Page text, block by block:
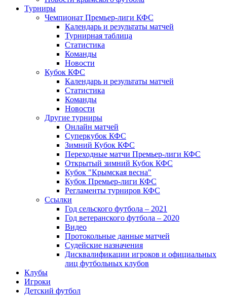
Турниры
Чемпионат Премьер-лиги КФС
Календарь и результаты матчей
Турнирная таблица
Статистика
Команды
Новости
Кубок КФС
Календарь и результаты матчей
Статистика
Команды
Новости
Другие турниры
Онлайн матчей
Суперкубок КФС
Зимний Кубок КФС
Переходные матчи Премьер-лиги КФС
Открытый зимний Кубок КФС
Кубок "Крымская весна"
Кубок Премьер-лиги КФС
Регламенты турниров КФС
Ссылки
Год сельского футбола – 2021
Год ветеранского футбола – 2020
Видео
Протокольные данные матчей
Судейские назначения
Дисквалификации игроков и официальных
лиц футбольных клубов
Клубы
Игроки
Детский футбол